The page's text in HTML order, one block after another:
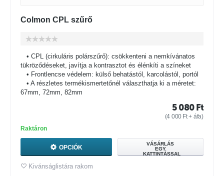
Colmon CPL szűrő
• CPL (cirkuláris polárszűrő): csökkenteni a nemkívánatos
tükröződéseket, javítja a kontrasztot és élénkíti a színeket
• Frontlencse védelem: külső behatástól, karcolástól, portól
• A részletes termékismertetőnél választhatja ki a méretet:
67mm, 72mm, 82mm
5 080 Ft
(4 000 Ft+ áfa)
Raktáron
OPCIÓK
VÁSÁRLÁS
EGY
KATTINTÁSSAL
Kivánságlistára rakom